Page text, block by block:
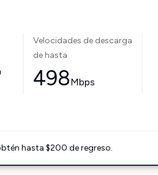
Velocidades de descarga
de hasta
498Mbps
hasta $200 de regreso.